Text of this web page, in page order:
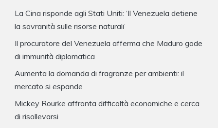
La Cina risponde agli Stati Uniti: ‘Il Venezuela detiene
la sovranità sulle risorse naturali’
Il procuratore del Venezuela afferma che Maduro gode
di immunità diplomatica
Aumenta la domanda di fragranze per ambienti: il
mercato si espande
Mickey Rourke affronta difficoltà economiche e cerca
di risollevarsi